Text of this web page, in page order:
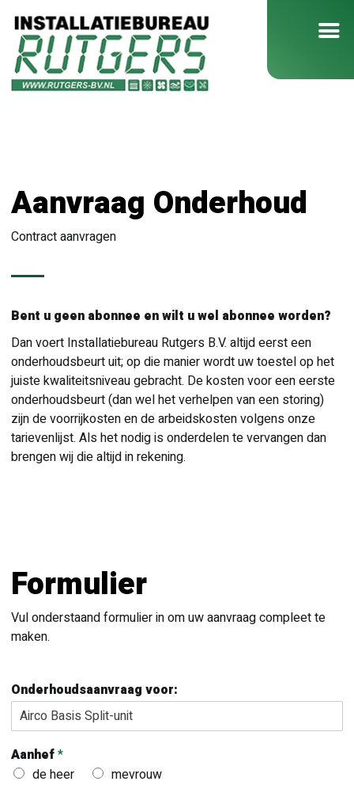
Aanvraag Onderhoud
Contract aanvragen
Bent u geen abonnee en wilt u wel abonnee worden?
Dan voert Installatiebureau Rutgers B.V. altijd eerst een
onderhoudsbeurt uit; op die manier wordt uw toestel op het
juiste kwaliteitsniveau gebracht. De kosten voor een eerste
onderhoudsbeurt (dan wel het verhelpen van een storing)
zijn de voorrijkosten en de arbeidskosten volgens onze
tarievenlijst. Als het nodig is onderdelen te vervangen dan
brengen wij die altijd in rekening.
Formulier
Vul onderstaand formulier in om uw aanvraag compleet te
maken.
Onderhoudsaanvraag voor:
Aanhef*
de heer
mevrouw